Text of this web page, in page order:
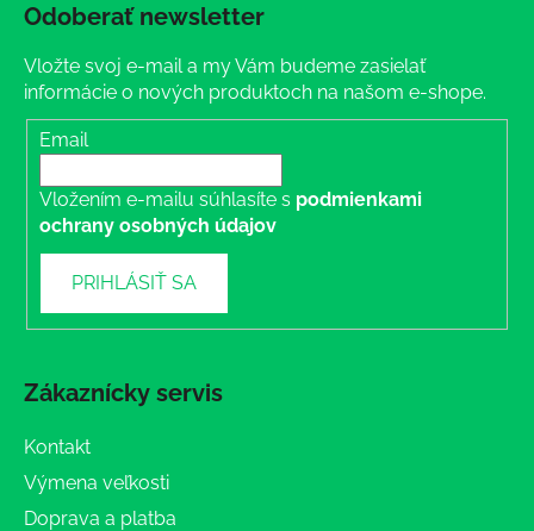
Odoberať newsletter
Vložte svoj e-mail a my Vám budeme zasielať
informácie o nových produktoch na našom e-shope.
Email
Vložením e-mailu súhlasíte s podmienkami
ochrany osobných údajov
PRIHLÁSIŤ SA
Zákaznícky servis
Kontakt
Výmena veľkosti
Doprava a platba